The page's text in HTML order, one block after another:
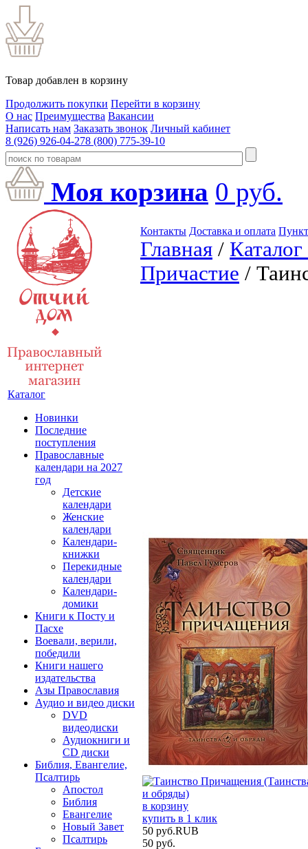
Товар добавлен в корзину
Продолжить покупки Перейти в корзину
О нас Преимущества Вакансии
Написать нам Заказать звонок Личный кабинет
8 (926) 926-04-278 (800) 775-39-10
Моя корзина 0 руб.
Каталог
Новинки
Последние
поступления
Православные
календари на 2027
год
Детские
календари
Женские
календари
Календари-
книжки
Перекидные
календари
Календари-
домики
Книги к Посту и
Пасхе
Воевали, верили,
победили
Книги нашего
издательства
Азы Православия
Аудио и видео диски
DVD
видеодиски
Аудиокниги и
CD диски
Библия, Евангелие,
Псалтирь
Апостол
Библия
Евангелие
Новый Завет
Псалтирь
Контакты Доставка и оплата
Главная /
Причастие /
в корзину
купить в 1 клик
50 руб.RUB
50 руб.